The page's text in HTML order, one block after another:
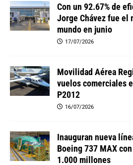
Con un 92.67% de
Jorge Chávez fue el
mundo en junio
17/07/2026
Movilidad Aérea
vuelos comerciales
P2012
16/07/2026
Inauguran nueva
Boeing 737 MAX
1.000 millones